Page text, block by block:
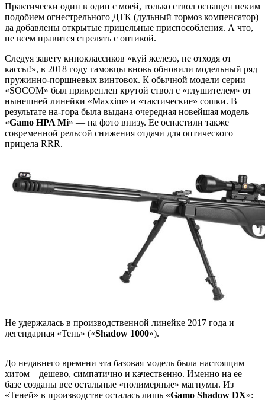
Практически один в один с моей, только ствол оснащен неким
подобием огнестрельного ДТК (дульный тормоз компенсатор)
да добавлены открытые прицельные приспособления. А что,
не всем нравится стрелять с оптикой.
Следуя завету киноклассиков «куй железо, не отходя от
кассы!», в 2018 году гамовцы вновь обновили модельный ряд
пружинно-поршневых винтовок. К обычной модели серии
«SOCOM» был прикреплен крутой ствол с «глушителем» от
нынешней линейки «Maxxim» и «тактические» сошки. В
результате на-гора была выдана очередная новейшая модель
«Gamo HPA Mi» — на фото внизу. Ее оснастили также
современной рельсой снижения отдачи для оптического
прицела RRR.
Не удержалась в производственной линейке 2017 года и
легендарная «Тень» («Shadow 1000»).
До недавнего времени эта базовая модель была настоящим
хитом – дешево, симпатично и качественно. Именно на ее
базе созданы все остальные «полимерные» магнумы. Из
«Теней» в производстве осталась лишь «Gamo Shadow DX»: